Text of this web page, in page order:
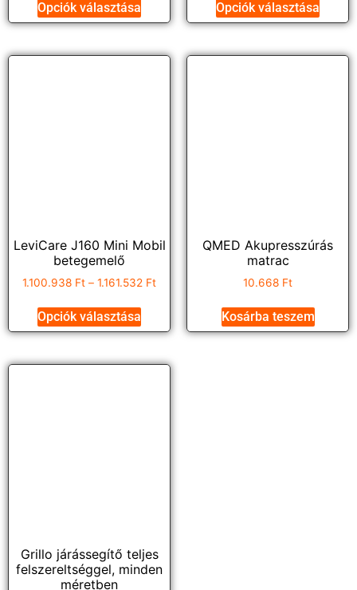
Opciók választása Opciók választása
LeviCare J160 Mini Mobil
betegemelő
1.100.938 Ft – 1.161.532 Ft
Opciók választása
QMED Akupresszúrás
matrac
10.668 Ft
Kosárba teszem
Grillo járássegítő teljes
felszereltséggel, minden
méretben